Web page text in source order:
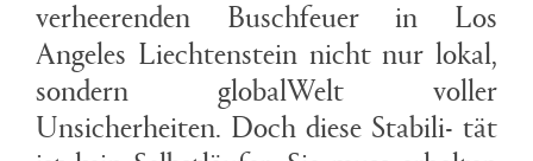
verheerenden Buschfeuer in Los
Angeles Liechtenstein nicht nur lokal,
sondern globalWelt voller
Unsicherheiten. Doch diese Stabili- tät